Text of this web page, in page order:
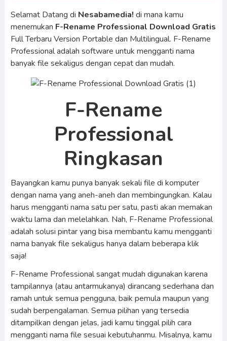
Selamat Datang di Nesabamedia! di mana kamu
menemukan F-Rename Professional Download Gratis
Full Terbaru Version Portable dan Multilingual. F-Rename
Professional adalah software untuk mengganti nama
banyak file sekaligus dengan cepat dan mudah.
F-Rename
Professional
Ringkasan
Bayangkan kamu punya banyak sekali file di komputer
dengan nama yang aneh-aneh dan membingungkan. Kalau
harus mengganti nama satu per satu, pasti akan memakan
waktu lama dan melelahkan. Nah, F-Rename Professional
adalah solusi pintar yang bisa membantu kamu mengganti
nama banyak file sekaligus hanya dalam beberapa klik
saja!
F-Rename Professional sangat mudah digunakan karena
tampilannya (atau antarmukanya) dirancang sederhana dan
ramah untuk semua pengguna, baik pemula maupun yang
sudah berpengalaman. Semua pilihan yang tersedia
ditampilkan dengan jelas, jadi kamu tinggal pilih cara
mengganti nama file sesuai kebutuhanmu. Misalnya, kamu